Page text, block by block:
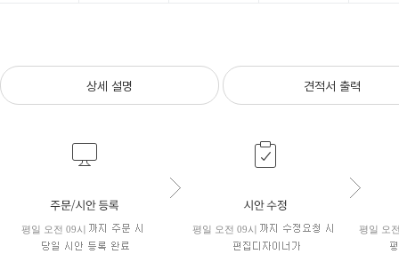
상세 설명 견적서 출력
평일 오전 09시 평일 오전 09시 평일 오